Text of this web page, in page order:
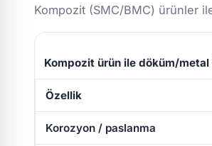
Kompozit (SMC/BMC) ürünler
Kompozit ürün ile döküm/metal
Özellik
Korozyon / paslanma